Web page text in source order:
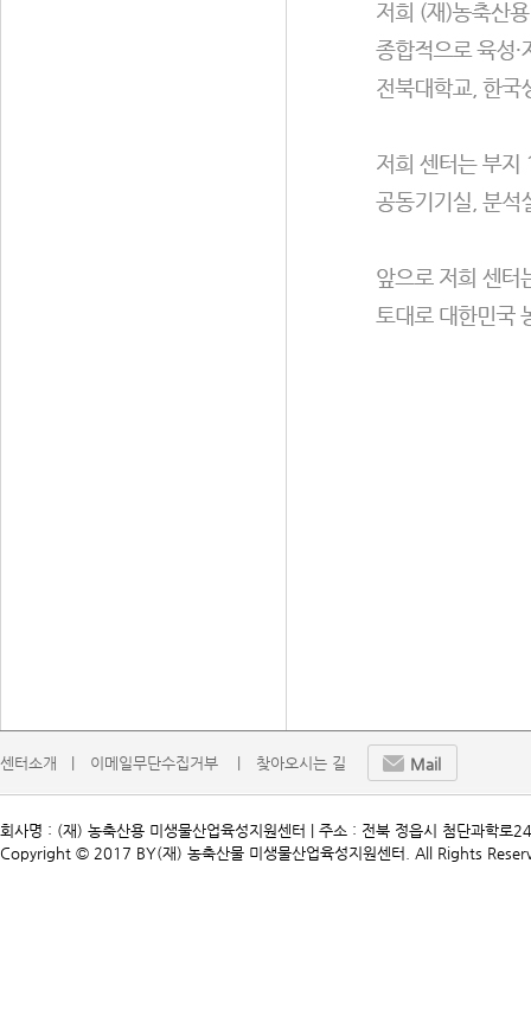
센터소개   | 이메일무단수집거부    | 찾아오시는 길 Mail
회사명 : (재) 농축산용 미생물산업육성지원센터 | 주소 : 전북 정읍시 첨단과
Copyright © 2017 BY(재) 농축산물 미생물산업육성지원센터. All Rights